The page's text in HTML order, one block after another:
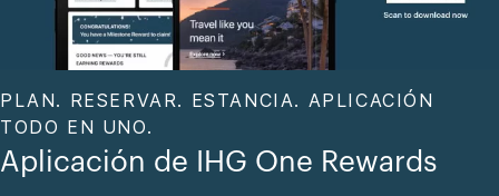
PLAN. RESERVAR. ESTANCIA. APLICACIÓN
TODO EN UNO.
Aplicación de IHG One Rewards